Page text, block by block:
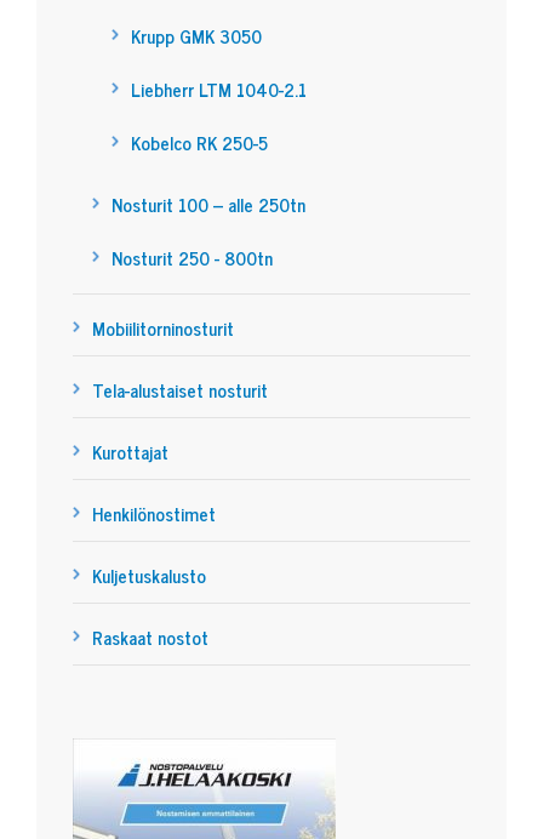
Krupp GMK 3050
Liebherr LTM 1040-2.1
Kobelco RK 250-5
Nosturit 100 – alle 250tn
Nosturit 250 - 800tn
Mobiilitorninosturit
Tela-alustaiset nosturit
Kurottajat
Henkilönostimet
Kuljetuskalusto
Raskaat nostot